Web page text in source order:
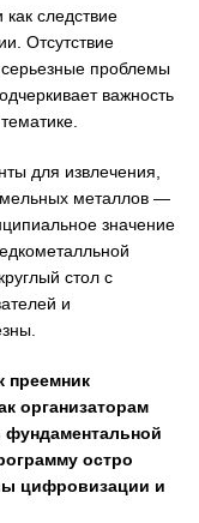
как следствие
Отсутствие
серьезные проблемы
важность
для извлечения,
металлов —
значение
стол с
и
преемник
организаторам
фундаментальной
остро
цифровизации и